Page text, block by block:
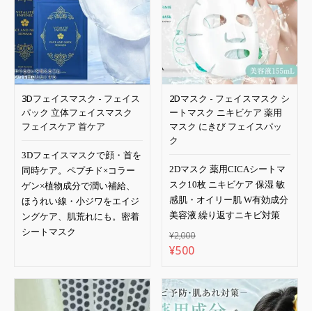
3Dフェイスマスク - フェイス
パック 立体フェイスマスク
フェイスケア 首ケア
3Dフェイスマスクで顔・首を
同時ケア。ペプチド×コラー
ゲン×植物成分で潤い補給、
ほうれい線・小ジワをエイジ
ングケア、肌荒れにも。密着
シートマスク
2Dマスク - フェイスマスク シ
ートマスク ニキビケア 薬用
マスク にきび フェイスパッ
ク
2Dマスク 薬用CICAシートマ
スク10枚 ニキビケア 保湿 敏
感肌・オイリー肌 W有効成分
美容液 繰り返すニキビ対策
¥2,000
元
価
格
¥500現
の
価